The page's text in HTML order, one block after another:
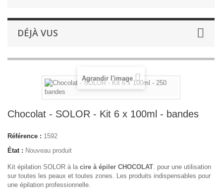
DÉJÀ VUS
Agrandir l'image
Chocolat - SOLOR - Kit 6 x 100ml - bandes
Référence : 1592
État : Nouveau produit
Kit épilation SOLOR à la cire à épiler CHOCOLAT. pour une utilisation
sur toutes les peaux et toutes zones. Les produits indispensables pour
une épilation professionnelle.